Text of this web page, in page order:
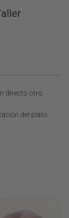
directo otro
del plato